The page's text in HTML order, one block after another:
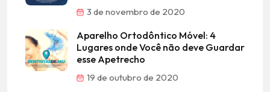
3 de novembro de 2020
Aparelho Ortodôntico Móvel: 4
Lugares onde Você não deve Guardar
esse Apetrecho
19 de outubro de 2020